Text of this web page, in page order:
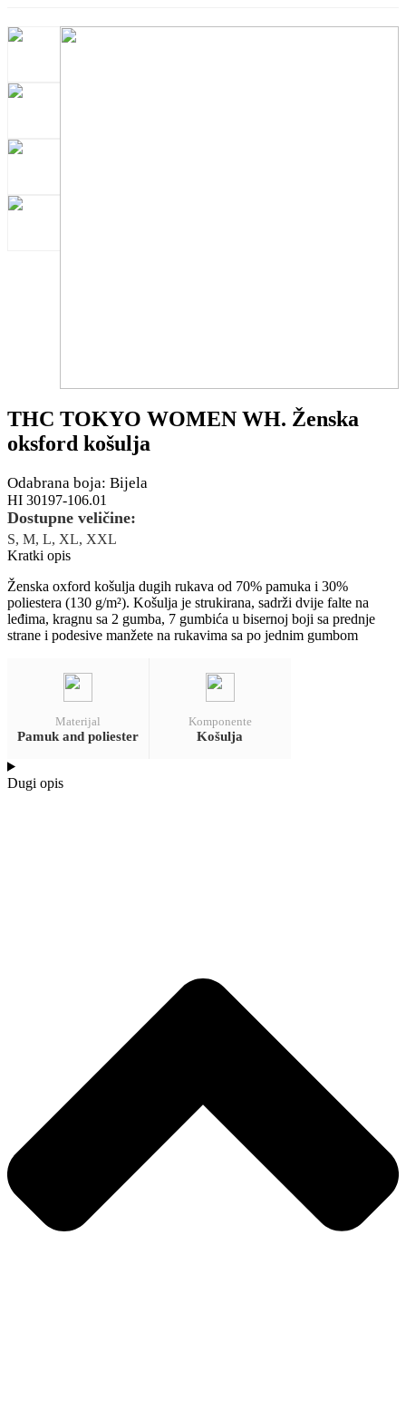
THC TOKYO WOMEN WH. Ženska
oksford košulja
Odabrana boja: Bijela
HI 30197-106.01
Dostupne veličine:
S, M, L, XL, XXL
Kratki opis
Ženska oxford košulja dugih rukava od 70% pamuka i 30%
poliestera (130 g/m²). Košulja je strukirana, sadrži dvije falte na
leđima, kragnu sa 2 gumba, 7 gumbića u bisernoj boji sa prednje
strane i podesive manžete na rukavima sa po jednim gumbom
Materijal
Pamuk and poliester
Komponente
Košulja
Dugi opis